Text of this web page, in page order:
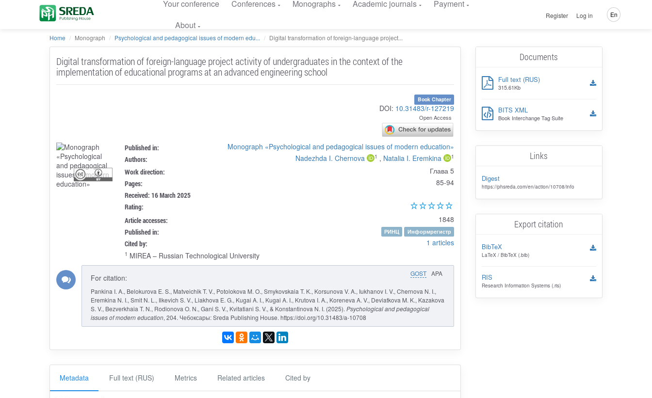
Your conference Conferences Monographs Academic journals
Payment
About
Register Log in En
Home Monograph Psychological and pedagogical issues of modern edu... Digital transformation of foreign-language project...
Digital transformation of foreign-language project activity of undergraduates in the context of the
implementation of educational programs at an advanced engineering school
Book Chapter
DOI: 10.31483/r-127219
Open Access
Published in: Monograph «Psychological and pedagogical issues of modern education»
Authors: Nadezhda I. Chernova 1 , Natalia I. Eremkina 1
Work direction: Глава 5
Pages: 85-94
Received: 16 March 2025
Rating:
Article accesses:
1848
Published in: РИНЦ Информрегистр
Cited by: 1 articles
1 MIREA – Russian Technological University
GOST APA
For citation:
Pankina I. A., Belokurova E. S., Matveichik T. V., Potolokova M. O., Smykovskaia T. K., Korsunova V. A., Iukhanov I. V., Chernova N. I.,
Eremkina N. I., Smit N. L., Ilkevich S. V., Liakhova E. G., Kugai A. I., Kugai A. I., Krutova I. A., Koreneva A. V., Deviatkova M. K., Kazakova
S. V., Bezverkhaia T. N., Rodionova O. N., Gani S. V., Kvitatiani S. V., & Konstantinova N. I. (2025). Psychological and pedagogical
issues of modern education, 204. Чебоксары: Sreda Publishing House. https://doi.org/10.31483/a-10708
Metadata Full text (RUS) Metrics Related articles Cited by
Documents
Full text (RUS)
315.61Kb
BITS XML
Book Interchange Tag Suite
Links
Digest
https://phsreda.com/en/action/10708/info
Export citation
BibTeX
LaTeX / BibTeX (.bib)
RIS
Research Information Systems (.ris)